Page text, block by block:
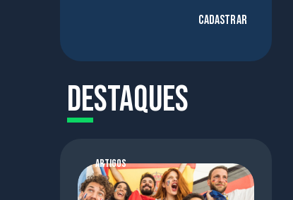
Cadastrar
Destaques
ARTIGOS